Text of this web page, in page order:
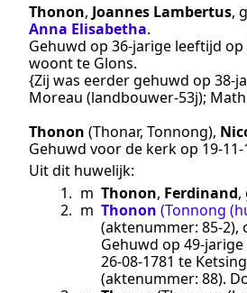
Thonon, Joannes Lambertus,
Anna Elisabetha.
Gehuwd op 36-jarige leeftijd op
woont te Glons.
{Zij was eerder gehuwd op 38-
Moreau (landbouwer-53j);
Thonon (Thonar, Tonnong),
Gehuwd voor de kerk op
Uit dit huwelijk:
1. m Thonon, Ferdinand,
2. m Thonon (Tonnong
(aktenummer: 85-2),
Gehuwd op 49-
26‑08‑1781 te
(aktenummer: 88).